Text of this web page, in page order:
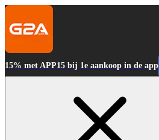
15% met APP15 bij 1e aankoop in de app